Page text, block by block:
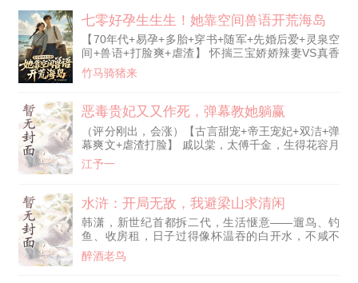
七零好孕生生生！她靠空间兽语开荒海岛
【70年代+易孕+多胎+穿书+随军+先婚后爱+灵泉空
间+兽语+打脸爽+虐渣】 怀揣三宝娇娇辣妻VS真香
冷脸硬汉军官 司笙刚刚穿书，假千金表妹就怂恿她
打掉孩子，离婚！ 原主愚蠢，听了她怂恿，孩子没
可姐不在轨道内。 离婚是不可能，这军婚她随定
了！ 司笙怀揣三宝，抱紧男主大腿进岛。 贫困海岛
上来了个娇娇小姐。 刚开始，裴霆骁以为他的小妻
子肯定吃不了海岛的苦，
竹马骑猪来
恶毒贵妃又又作死，弹幕教她躺赢
（评分刚出，会涨）【古言甜宠+帝王宠妃+双洁+弹
幕爽文+虐渣打脸】 戚以棠，太傅千金，生得花容月
貌，过得顺风顺水。 然而议亲那年，她被强取豪
夺，成了反派帝王的妃子。 竹马深情几许：“棠儿，
话，打算给皇帝下毒。 然而眼前飘过排排金色弹幕
—— “好蠢的女配，男主早和女主好上了，骗你送死
呢！” “原著她下毒失败被反派囚禁了，桀桀桀黑化倒
计时，搓手等待。”
江予一
水浒：开局无敌，我避梁山求清闲
韩潇，新世纪首都拆二代，生活惬意——遛鸟、钓
鱼、收房租，日子过得像杯温吞的白开水，不咸不
淡，刚刚好。 没想到出去打个猎，一道雷劈下来，
直接给他劈穿了。 穿到了北宋年间。 还是自己相对
醉酒老鸟